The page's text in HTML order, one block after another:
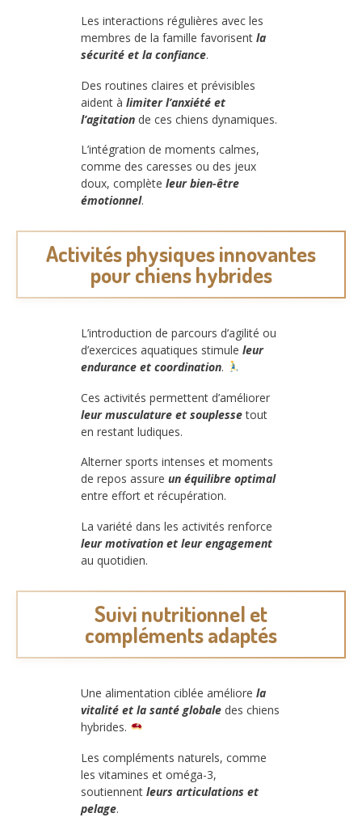
Les interactions régulières avec les
membres de la famille favorisent la
sécurité et la confiance.
Des routines claires et prévisibles
aident à limiter l’anxiété et
l’agitation de ces chiens dynamiques.
L’intégration de moments calmes,
comme des caresses ou des jeux
doux, complète leur bien-être
émotionnel.
Activités physiques innovantes
pour chiens hybrides
L’introduction de parcours d’agilité ou
d’exercices aquatiques stimule leur
endurance et coordination.
Ces activités permettent d’améliorer
leur musculature et souplessetout
en restant ludiques.
Alterner sports intenses et moments
de repos assure un équilibre optimal
entre effort et récupération.
La variété dans les activités renforce
leur motivation et leur engagement
au quotidien.
Suivi nutritionnel et
compléments adaptés
Une alimentation ciblée améliore la
vitalité et la santé globale des chiens
hybrides.
Les compléments naturels, comme
les vitamines et oméga-3,
soutiennent leurs articulations et
pelage.